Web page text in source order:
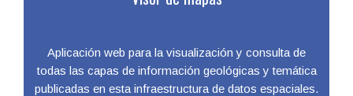
Aplicación web para la visualización y consulta de
todas las capas de información geológicas y temática
publicadas en esta infraestructura de datos espaciales.